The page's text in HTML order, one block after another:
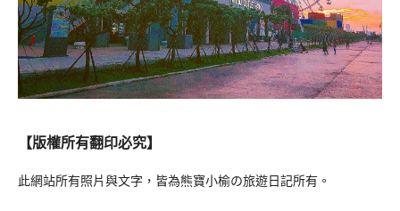
【版權所有翻印必究】
此網站所有照片與文字，皆為熊寶小榆の旅遊日記所有。